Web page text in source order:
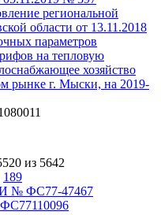
региональной
области от 13.11.2018
параметров
на тепловую
хозяйство
рынке г. Мыски, на 2019-
из 5642
189
№ ФС77-47467